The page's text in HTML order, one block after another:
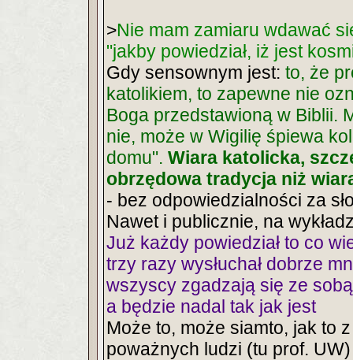
>Nie mam zamiaru wdawać
"jakby powiedział, iż jest
Gdy sensownym jest: to, że
katolikiem, to zapewne nie
Boga przedstawioną w Biblii.
nie, może w Wigilię śpiewa
domu". Wiara katolicka,
obrzędowa tradycja niż
- bez odpowiedzialności za
Nawet i publicznie, na
Już każdy powiedział to co
trzy razy wysłuchał dobrze
wszyscy zgadzają się ze sobą
a będzie nadal tak jak jest
Może to, może siamto, jak to
poważnych ludzi (tu prof.